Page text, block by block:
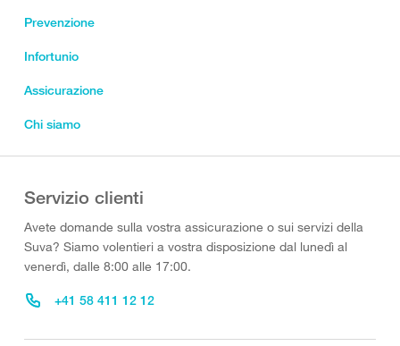
Prevenzione
Infortunio
Assicurazione
Chi siamo
Servizio clienti
Avete domande sulla vostra assicurazione o sui servizi della
Suva? Siamo volentieri a vostra disposizione dal lunedì al
venerdì, dalle 8:00 alle 17:00.
+41 58 411 12 12